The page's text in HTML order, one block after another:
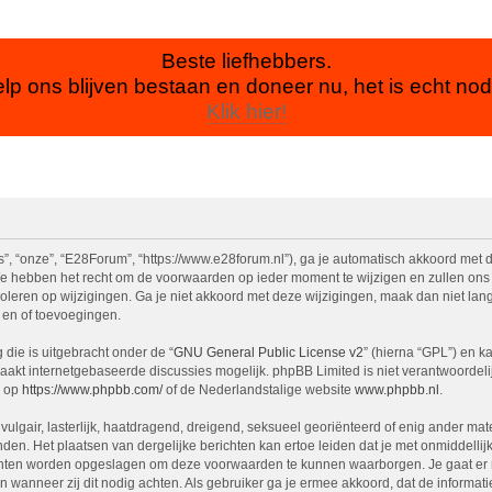
Beste liefhebbers.
ons blijven bestaan en doneer nu, het is echt
Klik hier!
“onze”, “E28Forum”, “https://www.e28forum.nl”), ga je automatisch akkoord
hebben het recht om de voorwaarden op ieder moment te wijzigen en zullen
op wijzigingen. Ga je niet akkoord met deze wijzigingen, maak dan niet
of toevoegingen.
is uitgebracht onder de “GNU General Public License v2” (hierna “GPL”) en
internetgebaseerde discussies mogelijk. phpBB Limited is niet
op https://www.phpbb.com/of de Nederlandstalige website www.phpbb.nl .
lasterlijk, haatdragend, dreigend, seksueel georiënteerd of enig ander
Het plaatsen van dergelijke berichten kan ertoe leiden dat je met
worden opgeslagen om deze voorwaarden te kunnen waarborgen. Je gaat er
zij dit nodig achten. Als gebruiker ga je ermee akkoord, dat de